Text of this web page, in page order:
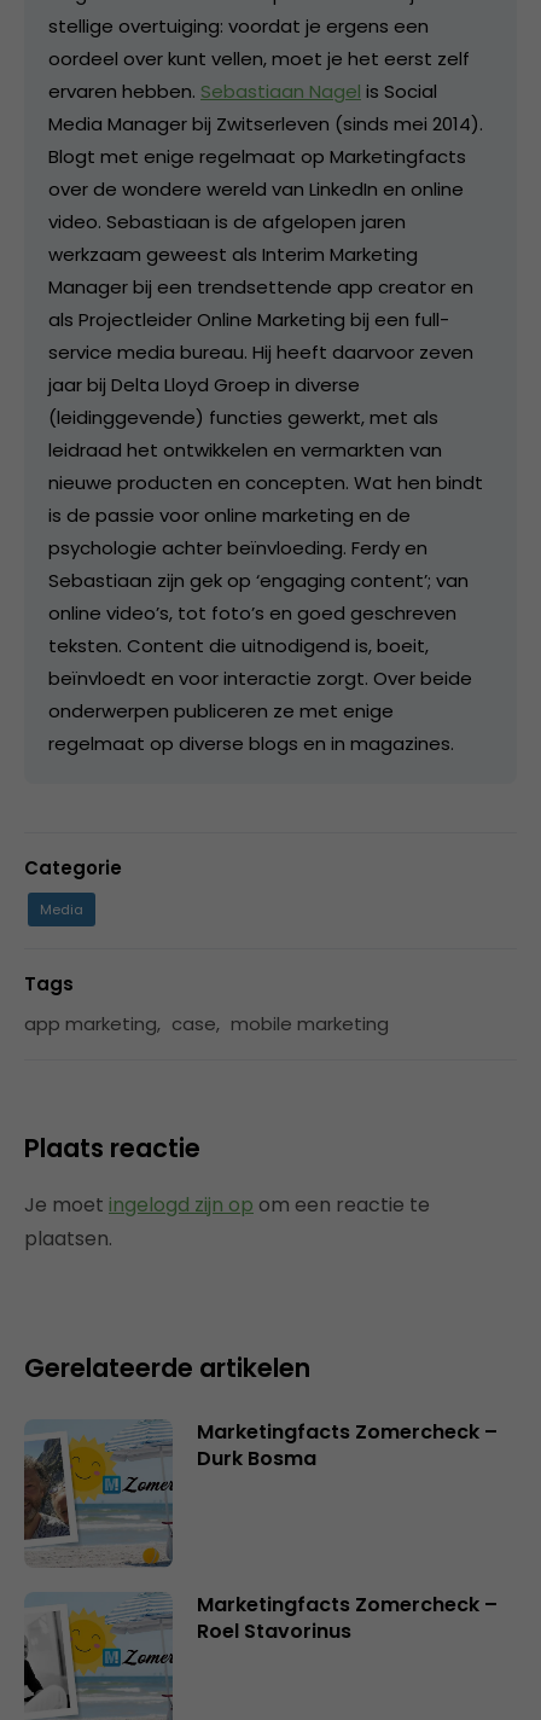
stellige overtuiging: voordat je ergens een
oordeel over kunt vellen, moet je het eerst zelf
ervaren hebben. Sebastiaan Nagel is Social
Media Manager bij Zwitserleven (sinds mei 2014).
Blogt met enige regelmaat op Marketingfacts
over de wondere wereld van LinkedIn en online
video. Sebastiaan is de afgelopen jaren
werkzaam geweest als Interim Marketing
Manager bij een trendsettende app creator en
als Projectleider Online Marketing bij een full-
service media bureau. Hij heeft daarvoor zeven
jaar bij Delta Lloyd Groep in diverse
(leidinggevende) functies gewerkt, met als
leidraad het ontwikkelen en vermarkten van
nieuwe producten en concepten. Wat hen bindt
is de passie voor online marketing en de
psychologie achter beïnvloeding. Ferdy en
Sebastiaan zijn gek op ‘engaging content’; van
online video’s, tot foto’s en goed geschreven
teksten. Content die uitnodigend is, boeit,
beïnvloedt en voor interactie zorgt. Over beide
onderwerpen publiceren ze met enige
regelmaat op diverse blogs en in magazines.
Categorie
Media
Tags
app marketing, case, mobile marketing
Plaats reactie
Je moet ingelogd zijn op om een reactie te
plaatsen.
Gerelateerde artikelen
Marketingfacts Zomercheck –
Durk Bosma
Marketingfacts Zomercheck –
Roel Stavorinus